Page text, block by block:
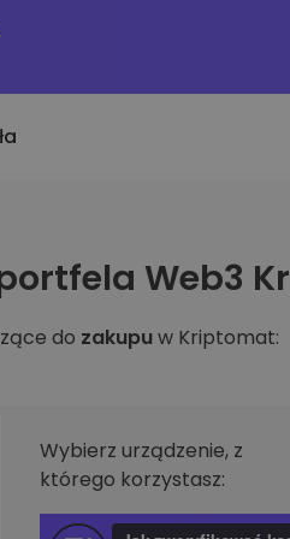
za swoje
Alerty
Web3
do zakupuw Kriptomat:
Wybierz urządzenie, z
którego korzystasz: